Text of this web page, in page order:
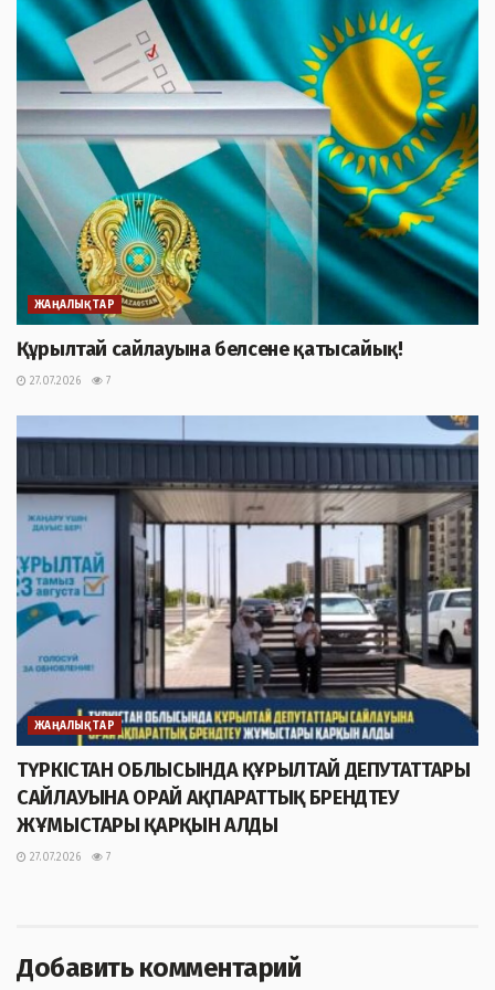
ЖАҢАЛЫҚТАР
Құрылтай сайлауына белсене қатысайық!
27.07.2026 7
ЖАҢАЛЫҚТАР
ТҮРКІСТАН ОБЛЫСЫНДА ҚҰРЫЛТАЙ ДЕПУТАТТАРЫ
САЙЛАУЫНА ОРАЙ АҚПАРАТТЫҚ БРЕНДТЕУ
ЖҰМЫСТАРЫ ҚАРҚЫН АЛДЫ
27.07.2026 7
Добавить комментарий